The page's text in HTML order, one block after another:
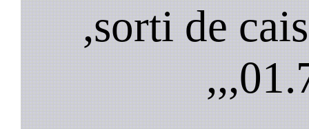
,sorti de
,,,